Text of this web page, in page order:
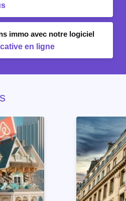
immo avec notre logiciel
en ligne